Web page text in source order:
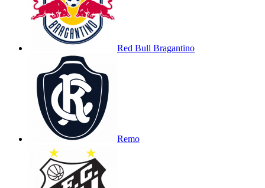
Red Bull Bragantino
Remo